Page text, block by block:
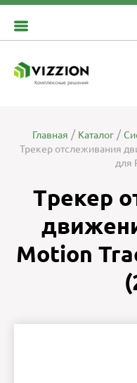
Комплексные решения
Главная Каталог
Трекер отслеживания
для
Трекер
Motion